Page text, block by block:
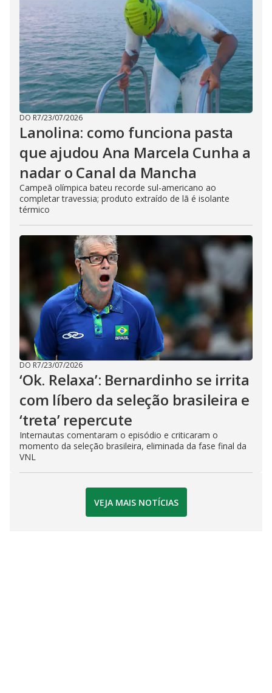
DO R7/23/07/2026
Lanolina: como funciona pasta
que ajudou Ana Marcela Cunha a
nadar o Canal da Mancha
Campeã olímpica bateu recorde sul-americano ao
completar travessia; produto extraído de lã é isolante
térmico
DO R7/23/07/2026
‘Ok. Relaxa’: Bernardinho se irrita
com líbero da seleção brasileira e
‘treta’ repercute
Internautas comentaram o episódio e criticaram o
momento da seleção brasileira, eliminada da fase final da
VNL
VEJA MAIS NOTÍCIAS